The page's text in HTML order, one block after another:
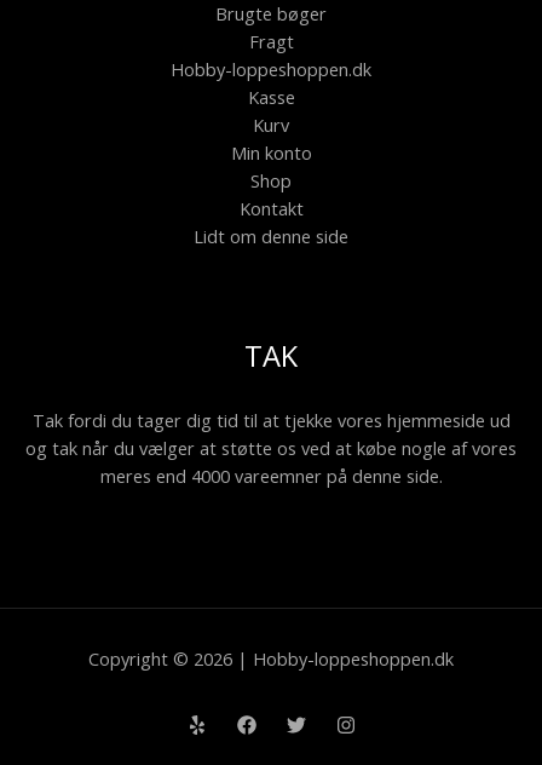
Brugte bøger
Fragt
Hobby-loppeshoppen.dk
Kasse
Kurv
Min konto
Shop
Kontakt
Lidt om denne side
TAK
Tak fordi du tager dig tid til at tjekke vores hjemmeside ud
og tak når du vælger at støtte os ved at købe nogle af vores
meres end 4000 vareemner på denne side.
Copyright © 2026 | Hobby-loppeshoppen.dk